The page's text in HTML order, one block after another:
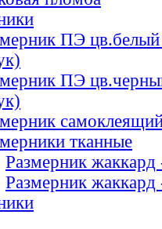
ПЭ цв.белый
ПЭ
тканные
Размерник
Размерник